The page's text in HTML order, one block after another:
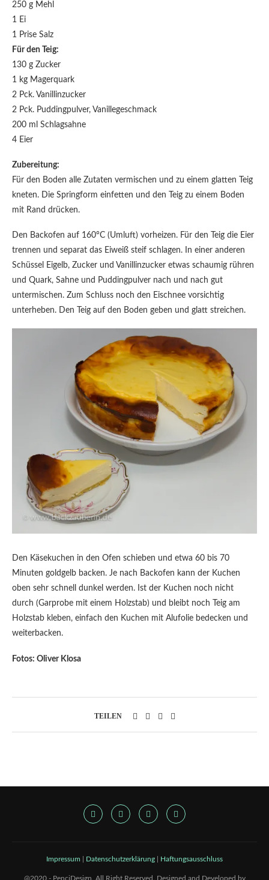
250 g Mehl
1 Ei
1 Prise Salz
Für den Teig:
130 g Zucker
1 kg Magerquark
2 Pck. Vanillinzucker
2 Pck. Puddingpulver, Vanillegeschmack
200 ml Schlagsahne
4 Eier
Zubereitung:
Für den Boden alle Zutaten vermischen und zu einem glatten Teig
kneten. Die Springform einfetten und den Teig zu einem Boden
mit Rand drücken.
Den Backofen auf 160°C (Umluft) vorheizen. Für den Teig die Eier
trennen und separat das Eiweiß steif schlagen. In einer anderen
Schüssel Eigelb, Zucker und Vanillinzucker etwas schaumig rühren
und Quark, Sahne und Puddingpulver nach und nach gut
untermischen. Zum Schluss noch den Eischnee vorsichtig
unterheben. Den Teig auf den Boden geben und glatt streichen.
Den Käsekuchen in den Ofen schieben und etwa 60 bis 70
Minuten goldgelb backen. Je nach Backofen kann der Kuchen
oben sehr schnell dunkel werden. Ist der Kuchen noch nicht
durch (Garprobe mit einem Holzstab) und bleibt noch Teig am
Holzstab kleben, einfach den Kuchen mit Alufolie bedecken und
weiterbacken.
Fotos: Oliver Klosa
TEILEN
Impressum Datenschutzerklärung Haftungsausschluss
@2020 - PenciDesign. All Right Reserved. Designed and Developed by